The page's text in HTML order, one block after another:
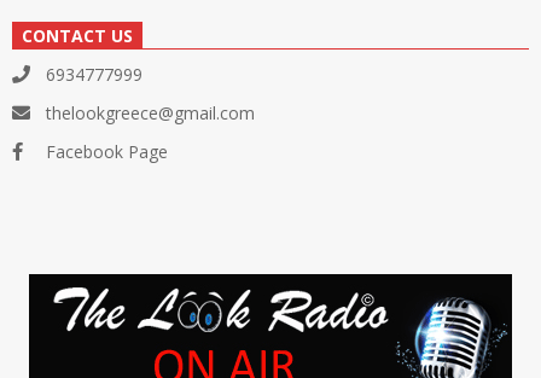
CONTACT US
6934777999
thelookgreece@gmail.com
Facebook Page